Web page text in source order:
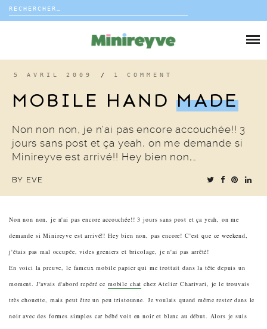
Rechercher :
DÉCO
VOYAGE
5 AVRIL 2009 / 1 COMMENT
MOBILE HANDMADE
Non non non, je n’ai pas encore accouchée!! 3
jours sans post et ça yeah, on me demande si
Minireyve est arrivé!! Hey bien non,…
BY EVE
Non non non, je n'ai pas encore accouchée!! 3 jours sans post et ça yeah, on me
demande si Minireyve est arrivé!! Hey bien non, pas encore! C'est que ce weekend,
j'étais pas mal occupée, vides greniers et bricolage, je n'ai pas arrêté!
En voici la preuve, le fameux mobile papier qui me trottait dans la tête depuis un
moment. J'avais d'abord repéré ce mobile chat chez Atelier Charivari, je le trouvais
très chouette, mais peut être un peu tristounne. Je voulais quand même rester dans le
noir avec des formes simples car bébé voit en noir et blanc au début. Alors je suis